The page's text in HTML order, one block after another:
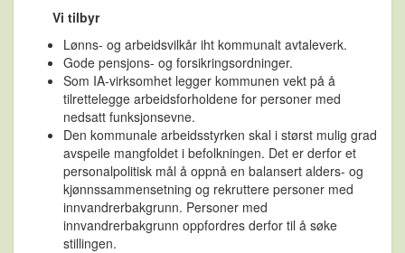
Vi tilbyr
Lønns- og arbeidsvilkår iht kommunalt avtaleverk.
Gode pensjons- og forsikringsordninger.
Som IA-virksomhet legger kommunen vekt på å
tilrettelegge arbeidsforholdene for personer med
nedsatt funksjonsevne.
Den kommunale arbeidsstyrken skal i størst mulig grad
avspeile mangfoldet i befolkningen. Det er derfor et
personalpolitisk mål å oppnå en balansert alders- og
kjønnssammensetning og rekruttere personer med
innvandrerbakgrunn. Personer med
innvandrerbakgrunn oppfordres derfor til å søke
stillingen.